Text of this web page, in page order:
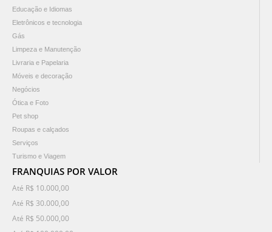
Educação e Idiomas
Eletrônicos e tecnologia
Gás
Limpeza e Manutenção
Livraria e Papelaria
Móveis e decoração
Negócios
Ótica e Foto
Pet shop
Roupas e calçados
Serviços
Turismo e Viagem
FRANQUIAS POR VALOR
Até R$ 10.000,00
Até R$ 30.000,00
Até R$ 50.000,00